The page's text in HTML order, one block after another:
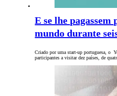
E se lhe
mundo durante
Criado por uma start-up portuguesa, o
participantes a visitar dez países, de